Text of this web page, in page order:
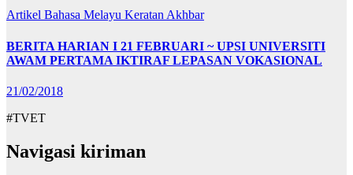
Artikel Bahasa Melayu Keratan Akhbar
BERITA HARIAN I 21 FEBRUARI ~ UPSI UNIVERSITI
AWAM PERTAMA IKTIRAF LEPASAN VOKASIONAL
21/02/2018
#TVET
Navigasi kiriman